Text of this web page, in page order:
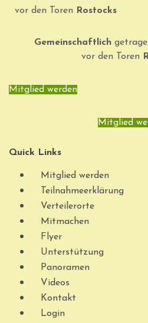
vor den Toren
Rostocks
Gemeinschaftlich
vor den Toren
Mitglied werden
Mitglied
Quick Links
Mitglied werden
Teilnahmeerklärung
Verteilerorte
Mitmachen
Flyer
Unterstützung
Panoramen
Videos
Kontakt
Login